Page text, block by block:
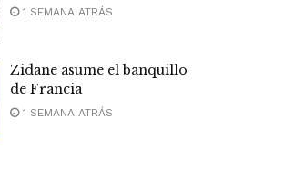
1 SEMANA ATRÁS
Zidane asume el banquillo
de Francia
1 SEMANA ATRÁS